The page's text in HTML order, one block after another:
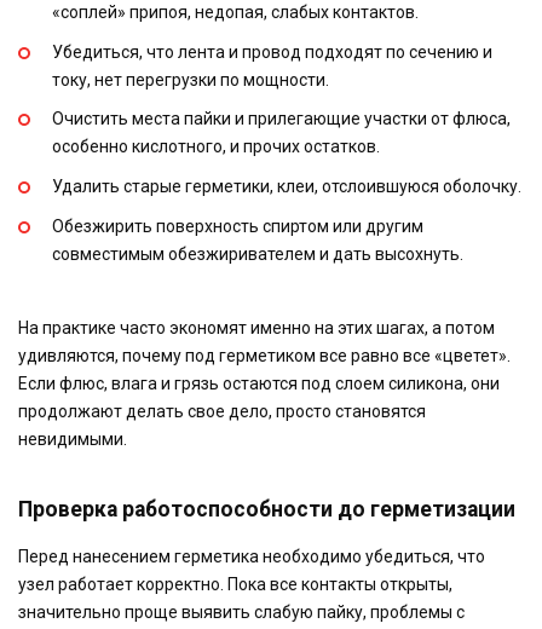
«соплей» припоя, недопая, слабых контактов.
Убедиться, что лента и провод подходят по сечению и
току, нет перегрузки по мощности.
Очистить места пайки и прилегающие участки от флюса,
особенно кислотного, и прочих остатков.
Удалить старые герметики, клеи, отслоившуюся оболочку.
Обезжирить поверхность спиртом или другим
совместимым обезжиривателем и дать высохнуть.
На практике часто экономят именно на этих шагах, а потом
удивляются, почему под герметиком все равно все «цветет».
Если флюс, влага и грязь остаются под слоем силикона, они
продолжают делать свое дело, просто становятся
невидимыми.
Проверка работоспособности до герметизации
Перед нанесением герметика необходимо убедиться, что
узел работает корректно. Пока все контакты открыты,
значительно проще выявить слабую пайку, проблемы с